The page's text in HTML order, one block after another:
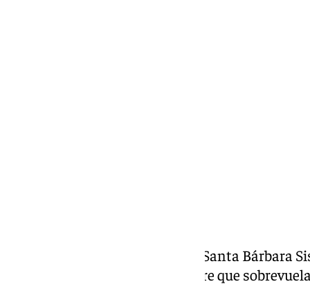
El mes de julio echa a andar en Santa Bárbara
clima de tensión e incertidumbre que